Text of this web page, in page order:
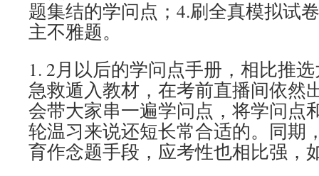
题集结的学问点；4.刷全真模拟试
主不雅题。
1. 2月以后的学问点手册，相比推
急救遁入教材，在考前直播间依然
会带大家串一遍学问点，将学问点
轮温习来说还短长常合适的。同期
育作念题手段，应考性也相比强，